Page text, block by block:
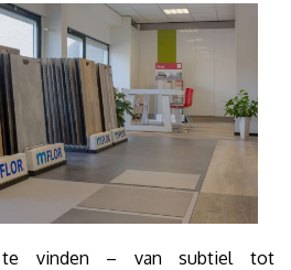
te vinden – van subtiel tot